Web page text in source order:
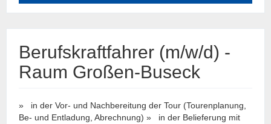
Berufskraftfahrer (m/w/d) -
Raum Großen-Buseck
» in der Vor- und Nachbereitung der Tour (Tourenplanung,
Be- und Entladung, Abrechnung) » in der Belieferung mit